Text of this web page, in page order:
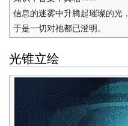
信息的迷雾中升腾起璀璨的光，
于是一切对祂都已澄明。
光锥立绘